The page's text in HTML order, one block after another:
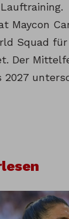
Maycon
Squad für
Der
2027